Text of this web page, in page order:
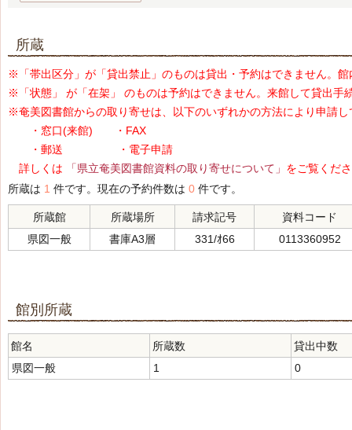
所蔵
※「帯出区分」が「貸出禁止」のものは貸出・予約はできません。
※「状態」 が「在架」 のものは予約はできません。来館して貸出手
※奄美図書館からの取り寄せは、以下のいずれかの方法により申請し
・窓口(来館) ・FAX
・郵送 ・電子申請
詳しくは
「県立奄美図書館資料の取り寄せについて」 をご覧くだ
所蔵は 1 件です。現在の予約件数は 0 件です。
所蔵館 所蔵場所 請求記号
資料コード
県図一般
書庫A3層 331/ｵ66 0113360952
館別所蔵
館名 所蔵数
貸出中数
県図一般
1 0